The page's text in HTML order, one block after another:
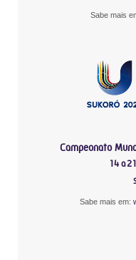
Sabe mais
Campeonato
14 a
Sabe mais em: